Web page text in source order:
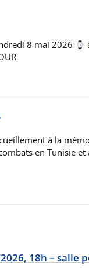
8 mai 2026
à la
en Tunisie
18h – salle